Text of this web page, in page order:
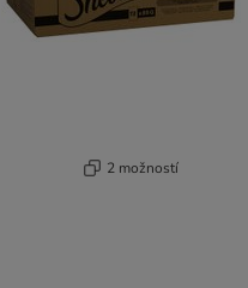
2 možností